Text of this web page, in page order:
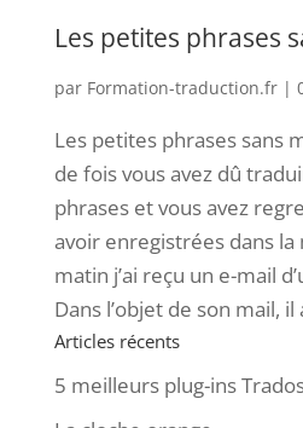
Les petites phrases
par Formation-traduction.fr|
Les petites phrases sans
de fois vous avez dû
phrases et vous avez
avoir enregistrées dans la
matin j’ai reçu un e-mail
Dans l’objet de son mail, il
Articles récents
5 meilleurs plug-ins